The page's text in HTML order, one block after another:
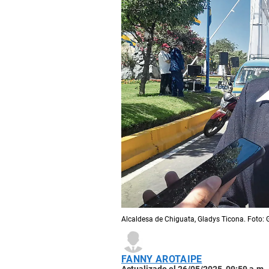
Alcaldesa de Chiguata, Gladys Ticona. Foto:
FANNY AROTAIPE